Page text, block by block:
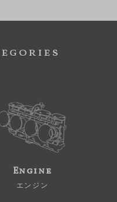
Engine
エンジン